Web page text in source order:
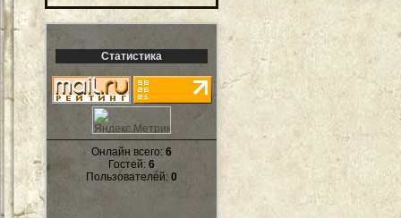
Статистика
Онлайн всего: 6
Гостей: 6
Пользователей: 0